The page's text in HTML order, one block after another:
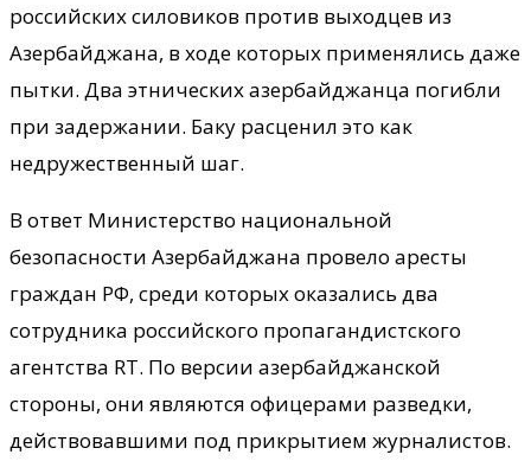
российских силовиков против выходцев из
Азербайджана, в ходе которых применялись даже
пытки. Два этнических азербайджанца погибли
при задержании. Баку расценил это как
недружественный шаг.
В ответ Министерство национальной
безопасности Азербайджана провело аресты
граждан РФ, среди которых оказались два
сотрудника российского пропагандистского
агентства RT. По версии азербайджанской
стороны, они являются офицерами разведки,
действовавшими под прикрытием журналистов.